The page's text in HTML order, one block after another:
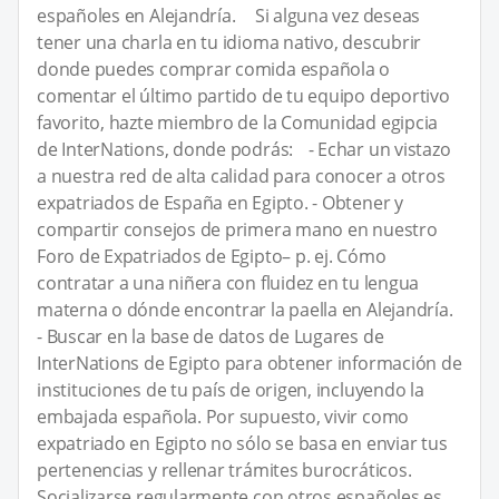
españoles en Alejandría. Si alguna vez deseas
tener una charla en tu idioma nativo, descubrir
donde puedes comprar comida española o
comentar el último partido de tu equipo deportivo
favorito, hazte miembro de la Comunidad egipcia
de InterNations, donde podrás: - Echar un vistazo
a nuestra red de alta calidad para conocer a otros
expatriados de España en Egipto. - Obtener y
compartir consejos de primera mano en nuestro
Foro de Expatriados de Egipto– p. ej. Cómo
contratar a una niñera con fluidez en tu lengua
materna o dónde encontrar la paella en Alejandría.
- Buscar en la base de datos de Lugares de
InterNations de Egipto para obtener información de
instituciones de tu país de origen, incluyendo la
embajada española. Por supuesto, vivir como
expatriado en Egipto no sólo se basa en enviar tus
pertenencias y rellenar trámites burocráticos.